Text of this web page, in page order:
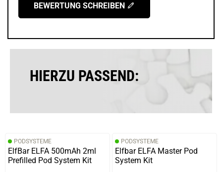
BEWERTUNG SCHREIBEN
HIERZU PASSEND:
PODSYSTEME
ElfBar ELFA 500mAh 2ml
Prefilled Pod System Kit
PODSYSTEME
Elfbar ELFA Master Pod
System Kit